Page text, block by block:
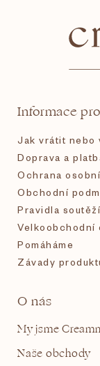
Informace
Jak vrátit nebo
Doprava a
Ochrana
Obchodní
Pravidla soutěží
Velkoobchodní
Pomáháme
Závady
O nás
My jsme
Naše obchody